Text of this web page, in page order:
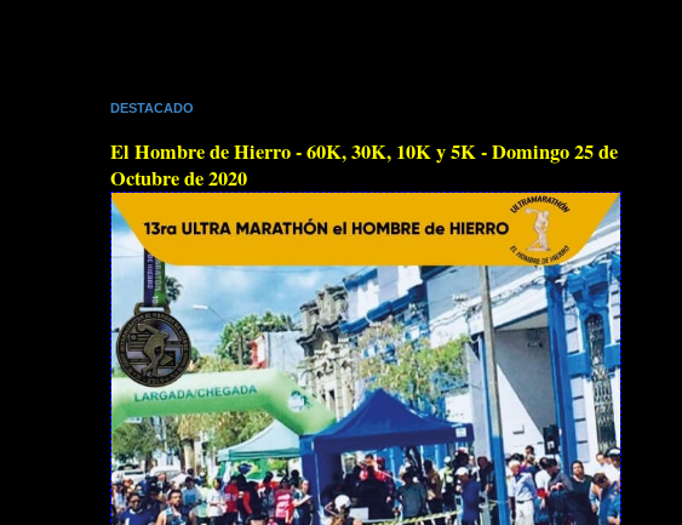
DESTACADO
El Hombre de Hierro - 60K, 30K, 10K y 5K - Domingo 25 de
Octubre de 2020